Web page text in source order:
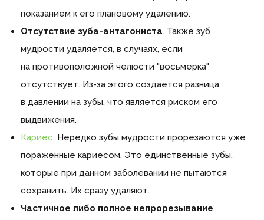
показанием к его плановому удалению.
Отсутствие зуба-антагониста. Также зуб
мудрости удаляется, в случаях, если
на противоположной челюсти "восьмерка"
отсутствует. Из-за этого создается разница
в давлении на зубы, что является риском его
выдвижения.
Кариес. Нередко зубы мудрости прорезаются уже
пораженные кариесом. Это единственные зубы,
которые при данном заболевании не пытаются
сохранить. Их сразу удаляют.
Частичное либо полное непрорезывание.